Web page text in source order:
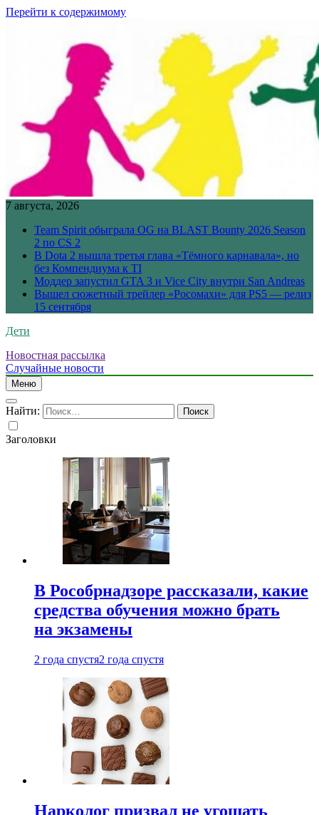
Перейти к содержимому
7 августа, 2026
Team Spirit обыграла OG на BLAST Bounty 2026 Season
2 по CS 2
В Dota 2 вышла третья глава «Тёмного карнавала», но
без Компендиума к TI
Моддер запустил GTA 3 и Vice City внутри San Andreas
Вышел сюжетный трейлер «Росомахи» для PS5 — релиз
15 сентября
Дети
Новостная рассылка
Случайные новости
Меню
Найти:
Заголовки
В Рособрнадзоре рассказали, какие
средства обучения можно брать
на экзамены
2 года спустя2 года спустя
Нарколог призвал не угощать